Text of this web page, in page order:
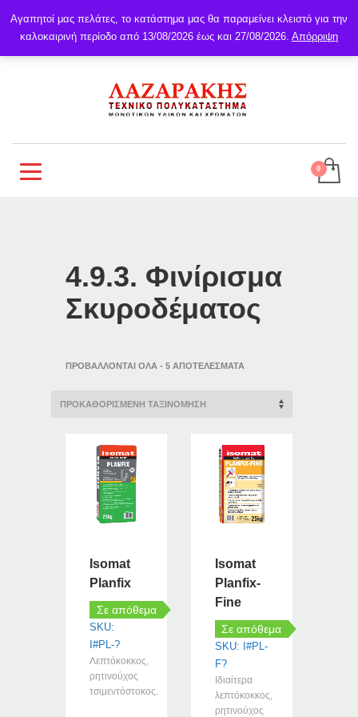
4.9.3. Φινίρισμα
Σκυροδέματος
ΠΡΟΒΆΛΛΟΝΤΑΙ ΌΛΑ - 5 ΑΠΟΤΕΛΈΣΜΑΤΑ
Isomat
Planfix
Σε απόθεμα
SKU:
I#PL-?
Λεπτόκοκκος,
ρητινούχος
τσιμεντόστοκος.
Isomat
Planfix-
Fine
Σε απόθεμα
SKU: I#PL-
F?
Ιδιαίτερα
λεπτόκοκκος,
ρητινούχος
Αγαπητοί μας πελάτες, το κατάστημα μας θα παραμείνει κλειστό για την
καλοκαιρινή περίοδο από 13/08/2026 έως και 27/08/2026. Απόρριψη